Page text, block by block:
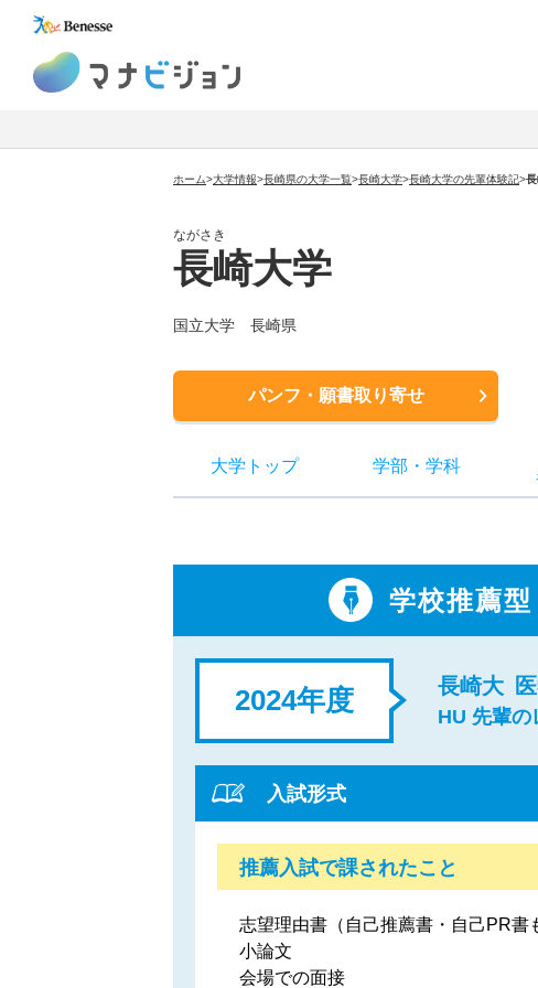
ホーム>大学情報>長崎県の大学一覧>長崎大学>長崎大学の先輩体験記>
ながさき
長崎大学
国立大学 長崎県
パンフ・願書取り寄せ
大学トップ 学部 ・ 学科
学校推薦
2024年度 長崎大
HU 先輩の
入試形式
推薦入試で課されたこと
志望理由書（自己推薦書・自己PR書
小論文
会場での面接